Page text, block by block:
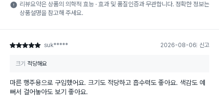
리뷰요약은 상품의 의학적 효능 · 효과 및 품질인증과 무관합니다. 정확한 정보는
상품설명을 참고해 주세요.
별점 5점 suk***** 2026-08-06 신고
크기 적당해요
마른 행주용으로 구입했어요. 크기도 적당하고 흡수력도 좋아요. 색감도 예
뻐서 걸어놓아도 보기 좋아요.